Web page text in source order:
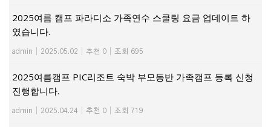
2025여름 캠프 파라디소 가족연수 스쿨링 요금 업데이트 하
였습니다.
admin 2025.05.02 추천 0 조회 695
2025여름캠프 PIC리조트 숙박 부모동반 가족캠프 등록 신청
진행합니다.
admin 2025.04.24 추천 0 조회 719